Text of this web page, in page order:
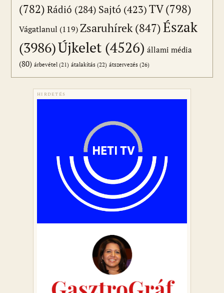
(782) Rádió (284) Sajtó (423)TV(798)
Vágatlanul (119)Zsaruhírek(847)Észak
(3986)Újkelet (4526) állami média
(80) árbevétel (21) átalakítás (22) átszervezés (26)
HIRDETÉS